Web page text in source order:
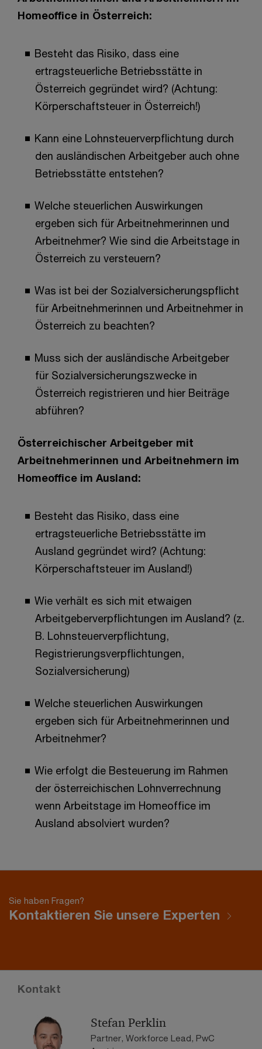
Homeoffice in Österreich:
Besteht das Risiko, dass eine
ertragsteuerliche Betriebsstätte in
Österreich gegründet wird? (Achtung:
Körperschaftsteuer in Österreich!)
Kann eine Lohnsteuerverpflichtung durch
den ausländischen Arbeitgeber auch ohne
Betriebsstätte entstehen?
Welche steuerlichen Auswirkungen
ergeben sich für Arbeitnehmerinnen und
Arbeitnehmer? Wie sind die Arbeitstage in
Österreich zu versteuern?
Was ist bei der Sozialversicherungspflicht
für Arbeitnehmerinnen und Arbeitnehmer in
Österreich zu beachten?
Muss sich der ausländische Arbeitgeber
für Sozialversicherungszwecke in
Österreich registrieren und hier Beiträge
abführen?
Österreichischer Arbeitgeber mit
Arbeitnehmerinnen und Arbeitnehmern im
Homeoffice im Ausland:
Besteht das Risiko, dass eine
ertragsteuerliche Betriebsstätte im
Ausland gegründet wird? (Achtung:
Körperschaftsteuer im Ausland!)
Wie verhält es sich mit etwaigen
Arbeitgeberverpflichtungen im Ausland? (z.
B. Lohnsteuerverpflichtung,
Registrierungsverpflichtungen,
Sozialversicherung)
Welche steuerlichen Auswirkungen
ergeben sich für Arbeitnehmerinnen und
Arbeitnehmer?
Wie erfolgt die Besteuerung im Rahmen
der österreichischen Lohnverrechnung
wenn Arbeitstage im Homeoffice im
Ausland absolviert wurden?
Sie haben Fragen?
Kontaktieren Sie unsere Experten
Kontakt
Stefan Perklin
Partner, Workforce Lead, PwC